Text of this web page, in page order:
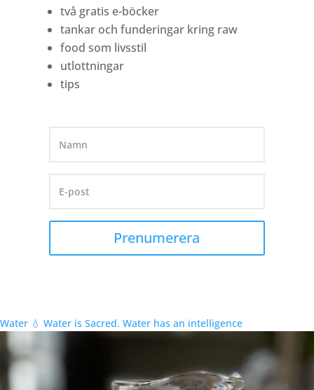
två gratis e-böcker
tankar och funderingar kring raw
food som livsstil
utlottningar
tips
Prenumerera
Water 💧 Water is Sacred. Water has an intelligence